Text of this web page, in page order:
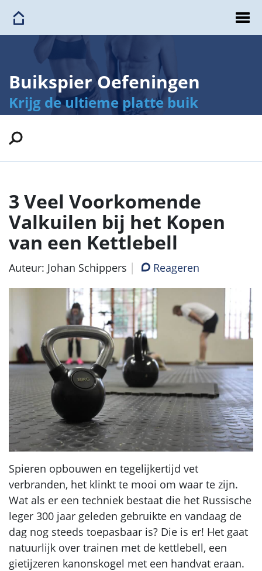
Buikspier Oefeningen
Krijg de ultieme platte buik
3 Veel Voorkomende
Valkuilen bij het Kopen
van een Kettlebell
Auteur: Johan Schippers Reageren
Spieren opbouwen en tegelijkertijd vet
verbranden, het klinkt te mooi om waar te zijn.
Wat als er een techniek bestaat die het Russische
leger 300 jaar geleden gebruikte en vandaag de
dag nog steeds toepasbaar is? Die is er! Het gaat
natuurlijk over trainen met de kettlebell, een
gietijzeren kanonskogel met een handvat eraan.